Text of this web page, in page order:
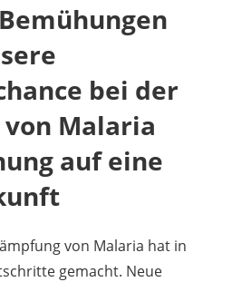
bei der
Malaria
auf eine
von Malaria hat in
gemacht. Neue